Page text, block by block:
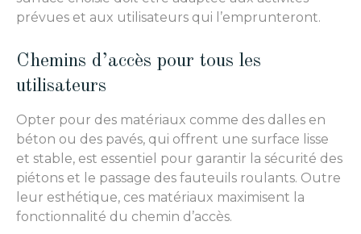
prévues et aux utilisateurs qui l’emprunteront.
Chemins d’accès pour tous les
utilisateurs
Opter pour des matériaux comme des dalles en
béton ou des pavés, qui offrent une surface lisse
et stable, est essentiel pour garantir la sécurité des
piétons et le passage des fauteuils roulants. Outre
leur esthétique, ces matériaux maximisent la
fonctionnalité du chemin d’accès.